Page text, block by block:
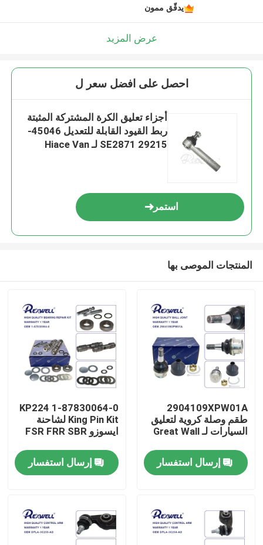
المنزل
فيديوهات
يدقّق ممون
عرض المزيد
احصل على افضل سعر ل
أجزاء تعليق الكرة المشتركة المثبتة
ربط القيود القابلة للتعديل 45046-
29215 SE2871 لـ Hiace Van
استمر
المنتجات الموصى بها
2904109XPW01A
طقم وصلة كروية لتعليق
السيارات لـ Great Wall
إرسال استفسار
1-87830064-0 KP224
King Pin Kit لشاحنة
ايسوزو FSR FRR SBR
إرسال استفسار